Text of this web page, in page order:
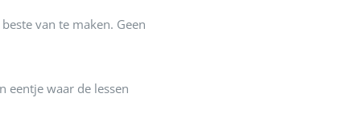
van te maken. Geen
eentje waar de lessen